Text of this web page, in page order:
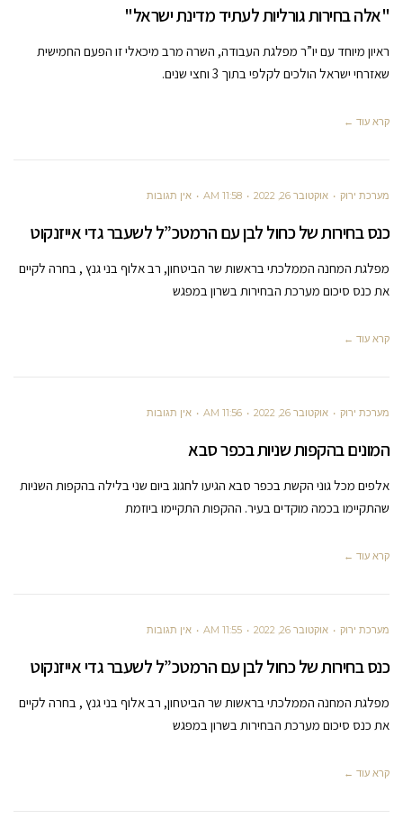
"אלה בחירות גורליות לעתיד מדינת ישראל"
ראיון מיוחד עם יו”ר מפלגת העבודה, השרה מרב מיכאלי זו הפעם החמישית
שאזרחי ישראל הולכים לקלפי בתוך 3 וחצי שנים.
קרא עוד ←
מערכת ירוק אוקטובר 26, 2022 11:58 AM אין תגובות
כנס בחירות של כחול לבן עם הרמטכ”ל לשעבר גדי אייזנקוט
מפלגת המחנה הממלכתי בראשות שר הביטחון, רב אלוף בני גנץ , בחרה לקיים
את כנס סיכום מערכת הבחירות בשרון במפגש
קרא עוד ←
מערכת ירוק אוקטובר 26, 2022 11:56 AM אין תגובות
המונים בהקפות שניות בכפר סבא
אלפים מכל גוני הקשת בכפר סבא הגיעו לחגוג ביום שני בלילה בהקפות השניות
שהתקיימו בכמה מוקדים בעיר. ההקפות התקיימו ביוזמת
קרא עוד ←
מערכת ירוק אוקטובר 26, 2022 11:55 AM אין תגובות
כנס בחירות של כחול לבן עם הרמטכ”ל לשעבר גדי אייזנקוט
מפלגת המחנה הממלכתי בראשות שר הביטחון, רב אלוף בני גנץ , בחרה לקיים
את כנס סיכום מערכת הבחירות בשרון במפגש
קרא עוד ←